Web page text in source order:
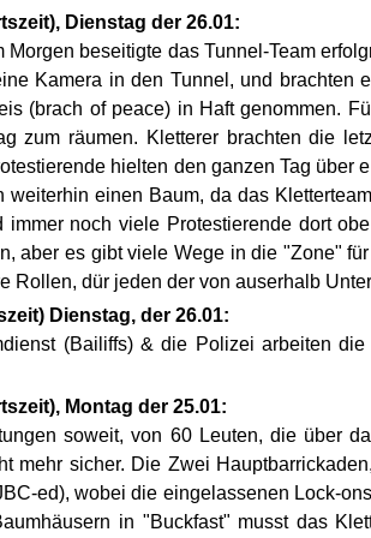
Dienstag der 26.01:
Morgen beseitigte das Tunnel-Team
Kamera in den Tunnel, und brachten
(brach of peace) in Haft genommen.
zum räumen. Kletterer brachten die
hielten den ganzen Tag über
weiterhin einen Baum, da das
immer noch viele Protestierende dort
aber es gibt viele Wege in die "Zone"
Rollen, dür jeden der von auserhalb
Dienstag, der 26.01:
(Bailiffs) & die Polizei arbeiten
Montag der 25.01:
soweit, von 60 Leuten, die über
mehr sicher. Die Zwei
ed), wobei die eingelassenen Lock-
in "Buckfast" musst das